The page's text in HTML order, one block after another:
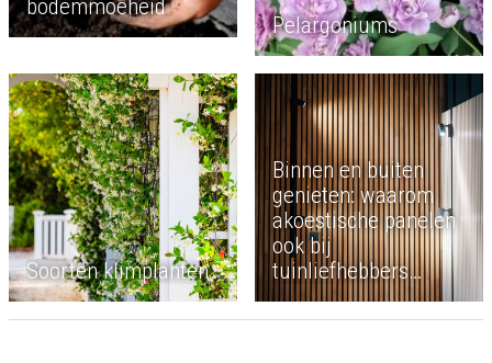
bodemmoeheid
Pelargoniums
Soorten klimplanten
Binnen en buiten
genieten: waarom
akoestische panelen
ook bij
tuinliefhebbers
passen